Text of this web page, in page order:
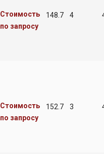
Стоимость
по запросу
148.7 4
Стоимость
по запросу
152.7 3